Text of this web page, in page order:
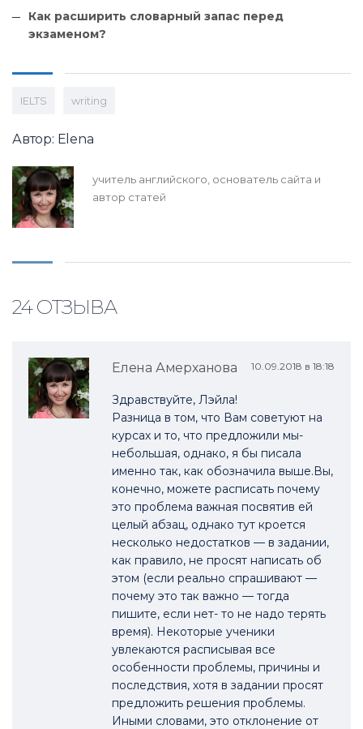
Как расширить словарный запас перед
экзаменом?
IELTS writing
Автор: Elena
учитель английского, основатель сайта и
автор статей
24 ОТЗЫВА
Елена Амерханова 10.09.2018 в 18:18
Здравствуйте, Лэйла!
Разница в том, что Вам советуют на
курсах и то, что предложили мы-
небольшая, однако, я бы писала
именно так, как обозначила выше.Вы,
конечно, можете расписать почему
это проблема важная посвятив ей
целый абзац, однако тут кроется
несколько недостатков — в задании,
как правило, не просят написать об
этом (если реально спрашивают —
почему это так важно — тогда
пишите, если нет- то не надо терять
время). Некоторые ученики
увлекаются расписывая все
особенности проблемы, причины и
последствия, хотя в задании просят
предложить решения проблемы.
Иными словами, это отклонение от